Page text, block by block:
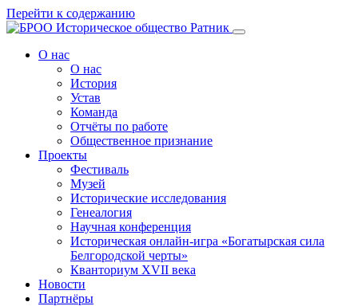
Перейти к содержанию
О нас
О нас
История
Устав
Команда
Отчёты по работе
Общественное признание
Проекты
Фестиваль
Музей
Исторические исследования
Генеалогия
Научная конференция
Историческая онлайн-игра «Богатырская сила
Белгородской черты»
Кванториум XVII века
Новости
Партнёры